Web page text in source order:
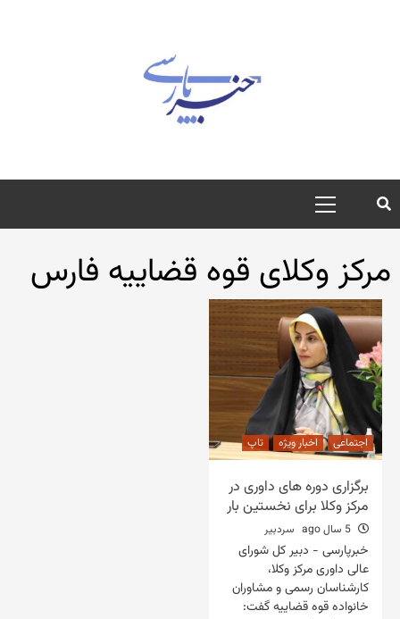
منوی
اصلی
مرکز وکلای قوه قضاییه فارس
اجتماعی اخبار ویژه تاپ
برگزاری دوره های داوری در
مرکز وکلا برای نخستین بار
سردبیر
خبرپارسی - دبیر کل شورای
عالی داوری مرکز وکلا،
کارشناسان رسمی و مشاوران
خانواده قوه قضاییه گفت: